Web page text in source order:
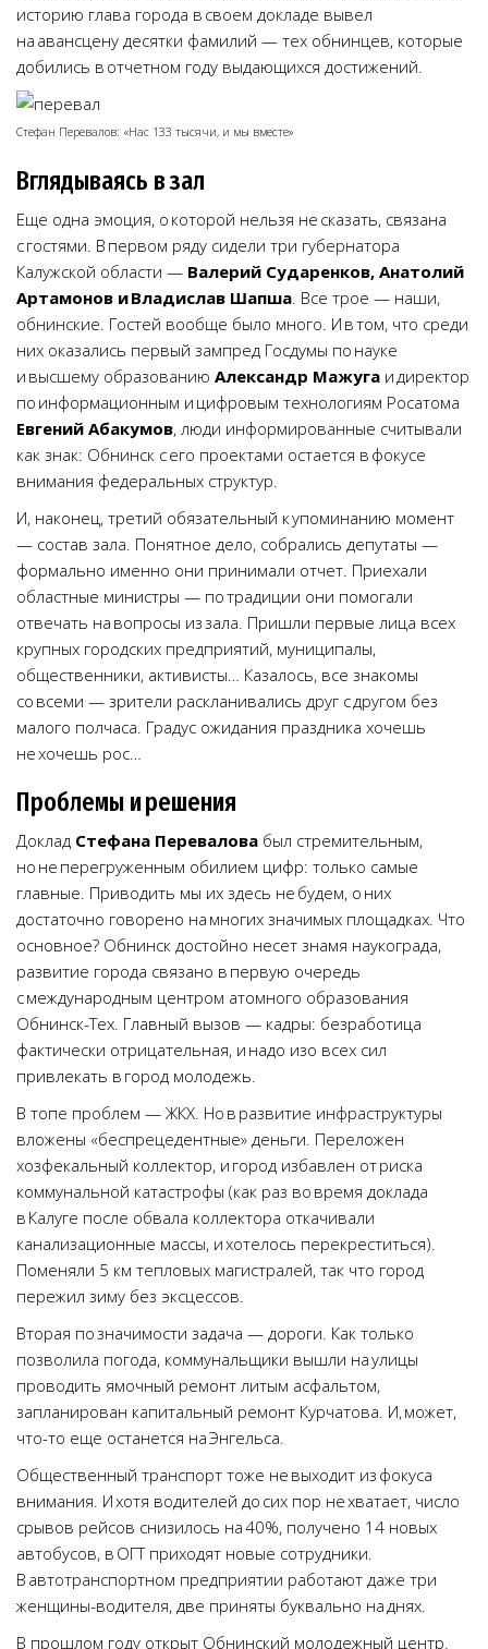
историю глава города в своем докладе вывел
на авансцену десятки фамилий — тех обнинцев, которые
добились в отчетном году выдающихся достижений.
Стефан Перевалов: «Нас 133 тысячи, и мы вместе»
Вглядываясь в зал
Еще одна эмоция, о которой нельзя не сказать, связана
с гостями. В первом ряду сидели три губернатора
Калужской области — Валерий Сударенков, Анатолий
Артамонов и Владислав Шапша. Все трое — наши,
обнинские. Гостей вообще было много. И в том, что среди
них оказались первый зампред Госдумы по науке
и высшему образованию Александр Мажуга и директор
по информационным и цифровым технологиям Росатома
Евгений Абакумов, люди информированные считывали
как знак: Обнинск с его проектами остается в фокусе
внимания федеральных структур.
И, наконец, третий обязательный к упоминанию момент
— состав зала. Понятное дело, собрались депутаты —
формально именно они принимали отчет. Приехали
областные министры — по традиции они помогали
отвечать на вопросы из зала. Пришли первые лица всех
крупных городских предприятий, муниципалы,
общественники, активисты… Казалось, все знакомы
со всеми — зрители раскланивались друг с другом без
малого полчаса. Градус ожидания праздника хочешь
не хочешь рос…
Проблемы и решения
Доклад Стефана Перевалова был стремительным,
но не перегруженным обилием цифр: только самые
главные. Приводить мы их здесь не будем, о них
достаточно говорено на многих значимых площадках. Что
основное? Обнинск достойно несет знамя наукограда,
развитие города связано в первую очередь
с международным центром атомного образования
Обнинск-Тех. Главный вызов — кадры: безработица
фактически отрицательная, и надо изо всех сил
привлекать в город молодежь.
В топе проблем — ЖКХ. Но в развитие инфраструктуры
вложены «беспрецедентные» деньги. Переложен
хозфекальный коллектор, и город избавлен от риска
коммунальной катастрофы (как раз во время доклада
в Калуге после обвала коллектора откачивали
канализационные массы, и хотелось перекреститься).
Поменяли 5 км тепловых магистралей, так что город
пережил зиму без эксцессов.
Вторая по значимости задача — дороги. Как только
позволила погода, коммунальщики вышли на улицы
проводить ямочный ремонт литым асфальтом,
запланирован капитальный ремонт Курчатова. И, может,
что-то еще останется на Энгельса.
Общественный транспорт тоже не выходит из фокуса
внимания. И хотя водителей до сих пор не хватает, число
срывов рейсов снизилось на 40%, получено 14 новых
автобусов, в ОГТ приходят новые сотрудники.
В автотранспортном предприятии работают даже три
женщины-водителя, две приняты буквально на днях.
В прошлом году открыт Обнинский молодежный центр.